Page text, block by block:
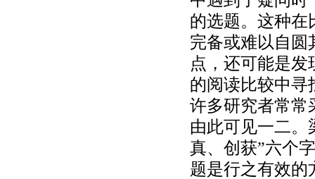
的选题。这种在
完备或难以自圆
点，还可能是
的阅读比较中寻
许多研究者常常
由此可见一二。
真、创获”六个
题是行之有效的